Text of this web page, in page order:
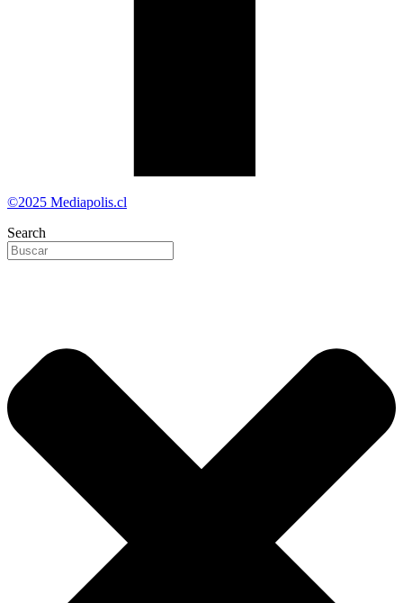
©2025 Mediapolis.cl
Search